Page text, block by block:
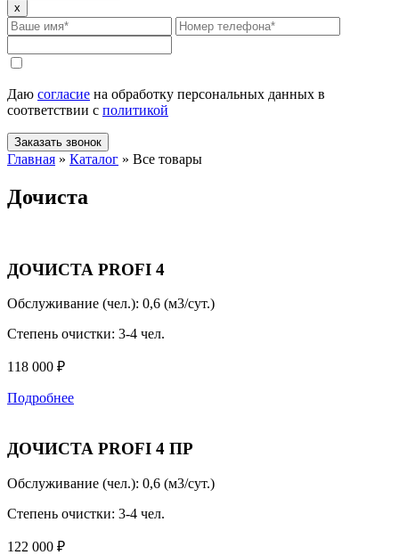
x
Даю согласие на обработку персональных данных в
соответствии с политикой
Заказать звонок
Главная » Каталог » Все товары
Дочиста
ДОЧИСТА PROFI 4
Обслуживание (чел.): 0,6 (м3/сут.)
Степень очистки: 3-4 чел.
118 000 ₽
Подробнее
ДОЧИСТА PROFI 4 ПР
Обслуживание (чел.): 0,6 (м3/сут.)
Степень очистки: 3-4 чел.
122 000 ₽